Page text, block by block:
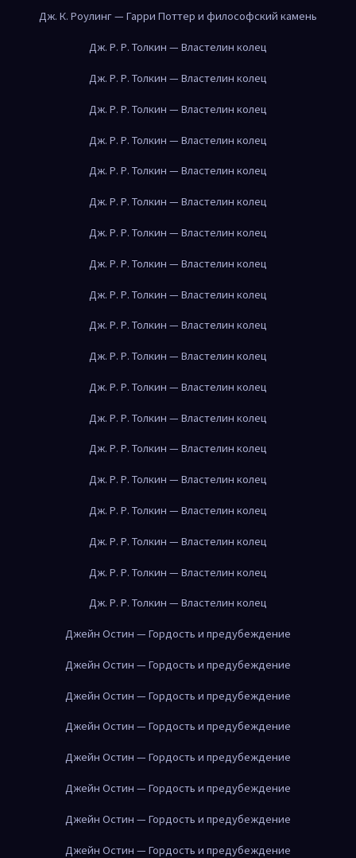
Дж. К. Роулинг — Гарри Поттер и философский камень
Дж. Р. Р. Толкин — Властелин колец
Дж. Р. Р. Толкин — Властелин колец
Дж. Р. Р. Толкин — Властелин колец
Дж. Р. Р. Толкин — Властелин колец
Дж. Р. Р. Толкин — Властелин колец
Дж. Р. Р. Толкин — Властелин колец
Дж. Р. Р. Толкин — Властелин колец
Дж. Р. Р. Толкин — Властелин колец
Дж. Р. Р. Толкин — Властелин колец
Дж. Р. Р. Толкин — Властелин колец
Дж. Р. Р. Толкин — Властелин колец
Дж. Р. Р. Толкин — Властелин колец
Дж. Р. Р. Толкин — Властелин колец
Дж. Р. Р. Толкин — Властелин колец
Дж. Р. Р. Толкин — Властелин колец
Дж. Р. Р. Толкин — Властелин колец
Дж. Р. Р. Толкин — Властелин колец
Дж. Р. Р. Толкин — Властелин колец
Дж. Р. Р. Толкин — Властелин колец
Джейн Остин — Гордость и предубеждение
Джейн Остин — Гордость и предубеждение
Джейн Остин — Гордость и предубеждение
Джейн Остин — Гордость и предубеждение
Джейн Остин — Гордость и предубеждение
Джейн Остин — Гордость и предубеждение
Джейн Остин — Гордость и предубеждение
Джейн Остин — Гордость и предубеждение